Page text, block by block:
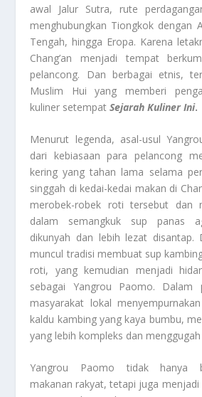
awal Jalur Sutra, rute
menghubungkan Tiongkok dengan
Tengah, hingga Eropa. Karena
Chang’an menjadi tempat
pelancong. Dan berbagai etnis,
Muslim Hui yang memberi
kuliner setempat Sejarah Kuliner Ini.
Menurut legenda, asal-usul
dari kebiasaan para pelancong
kering yang tahan lama selama
singgah di kedai-kedai makan di
merobek-robek roti tersebut dan
dalam semangkuk sup panas
dikunyah dan lebih lezat disantap.
muncul tradisi membuat sup
roti, yang kemudian menjadi
sebagai Yangrou Paomo. Dalam
masyarakat lokal
kaldu kambing yang kaya bumbu,
yang lebih kompleks dan menggugah
Yangrou Paomo tidak hanya
makanan rakyat, tetapi juga menjadi